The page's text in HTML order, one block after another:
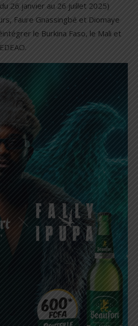
26 janvier au 26 juillet 2025)
Faure Gnassingbé et Diomaye
le Burkina Faso, le Mali et